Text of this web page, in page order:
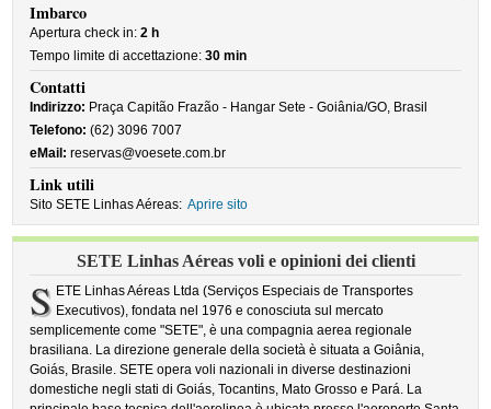
Imbarco
Apertura check in:2 h
Tempo limite di accettazione:30 min
Contatti
Indirizzo: Praça Capitão Frazão - Hangar Sete - Goiânia/GO, Brasil
Telefono: (62) 3096 7007
eMail: reservas@voesete.com.br
Link utili
Sito SETE Linhas Aéreas: Aprire sito
SETE Linhas Aéreas voli e opinioni dei clienti
S ETE Linhas Aéreas Ltda (Serviços Especiais de Transportes
Executivos), fondata nel 1976 e conosciuta sul mercato
semplicemente come "SETE", è una compagnia aerea regionale
brasiliana. La direzione generale della società è situata a Goiânia,
Goiás, Brasile. SETE opera voli nazionali in diverse destinazioni
domestiche negli stati di Goiás, Tocantins, Mato Grosso e Pará. La